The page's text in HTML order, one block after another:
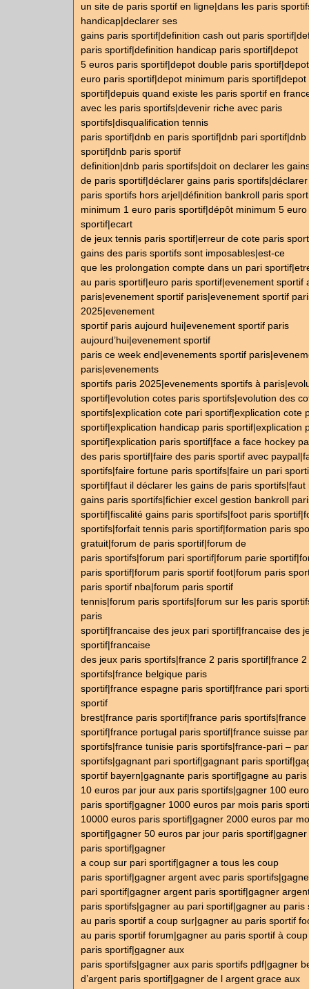
un site de paris sportif en ligne|dans les paris
handicap|declarer ses
gains paris sportif|definition cash out paris
paris sportif|definition handicap paris sportif|depot
5 euros paris sportif|depot double paris
euro paris sportif|depot minimum paris sportif|depot
sportif|depuis quand existe les paris sportif en
avec les paris sportifs|devenir riche avec paris
sportifs|disqualification tennis
paris sportif|dnb en paris sportif|dnb pari sportif|dnb
sportif|dnb paris sportif
definition|dnb paris sportifs|doit on declarer les
de paris sportif|déclarer gains paris
paris sportifs hors arjel|définition bankroll paris
minimum 1 euro paris sportif|dépôt minimum 5
sportif|ecart
de jeux tennis paris sportif|erreur de cote paris
gains des paris sportifs sont imposables|est-ce
que les prolongation compte dans un pari
au paris sportif|euro paris sportif|evenement sportif
paris|evenement sportif paris|evenement sportif
2025|evenement
sportif paris aujourd hui|evenement sportif paris
aujourd’hui|evenement sportif
paris ce week end|evenements sportif
paris|evenements
sportifs paris 2025|evenements sportifs à
sportif|evolution cotes paris sportifs|evolution des
sportifs|explication cote pari sportif|explication cote
sportif|explication handicap paris sportif|explication
sportif|explication paris sportif|face a face hockey
des paris sportif|faire des paris sportif avec
sportifs|faire fortune paris sportifs|faire un pari
sportif|faut il déclarer les gains de paris sportifs|faut
gains paris sportifs|fichier excel gestion bankroll
sportif|fiscalité gains paris sportifs|foot paris
sportifs|forfait tennis paris sportif|formation paris
gratuit|forum de paris sportif|forum de
paris sportifs|forum pari sportif|forum parie
paris sportif|forum paris sportif foot|forum paris
paris sportif nba|forum paris sportif
tennis|forum paris sportifs|forum sur les paris
paris
sportif|francaise des jeux pari sportif|francaise des
sportif|francaise
des jeux paris sportifs|france 2 paris sportif|france
sportifs|france belgique paris
sportif|france espagne paris sportif|france pari
sportif
brest|france paris sportif|france paris
sportif|france portugal paris sportif|france suisse
sportifs|france tunisie paris sportifs|france-pari –
sportifs|gagnant pari sportif|gagnant paris
sportif bayern|gagnante paris sportif|gagne au
10 euros par jour aux paris sportifs|gagner 100
paris sportif|gagner 1000 euros par mois paris
10000 euros paris sportif|gagner 2000 euros par
sportif|gagner 50 euros par jour paris
paris sportif|gagner
a coup sur pari sportif|gagner a tous les coup
paris sportif|gagner argent avec paris
pari sportif|gagner argent paris sportif|gagner
paris sportifs|gagner au pari sportif|gagner au paris
au paris sportif a coup sur|gagner au paris sportif
au paris sportif forum|gagner au paris sportif à
paris sportif|gagner aux
paris sportifs|gagner aux paris sportifs pdf|gagner
d’argent paris sportif|gagner de l argent grace aux